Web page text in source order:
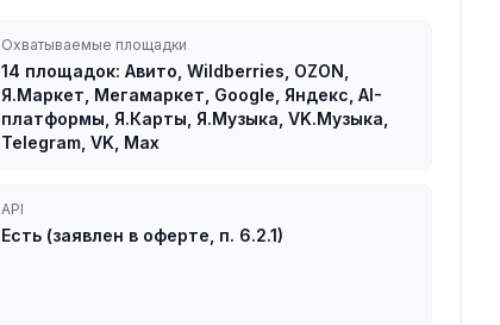
Охватываемые площадки
14 площадок: Авито, Wildberries, OZON,
Я.Маркет, Мегамаркет, Google, Яндекс, AI-
платформы, Я.Карты, Я.Музыка, VK.Музыка,
Telegram, VK, Max
API
Есть (заявлен в оферте, п. 6.2.1)